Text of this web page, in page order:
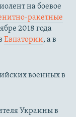
на боевое
ракетные
2018 года
Евпатории, а в
военных в
Украины в